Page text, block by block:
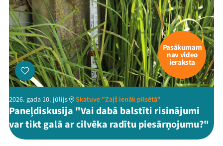
Pasākumam
nav video
ieraksta
2026. gada 10. jūlijs Skatuve "Zaļš ienāk pilsētā"
Paneļdiskusija "Vai dabā balstīti risinājumi
var tikt galā ar cilvēka radītu piesārņojumu?"